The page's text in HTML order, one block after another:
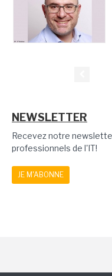
NEWSLETTER
Recevez notre
professionnels de l'IT!
JE M'ABONNE